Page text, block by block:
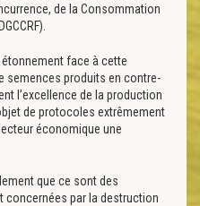
de la Consommation
étonnement face à cette
semences produits en contre-
l’excellence de la production
de protocoles extrêmement
économique une
que ce sont des
concernées par la destruction